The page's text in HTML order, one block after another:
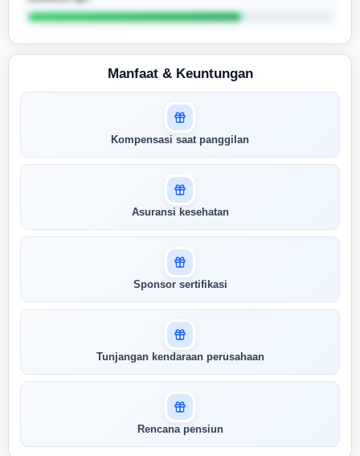
Masuk untuk melihat skor
pertandingan AI Anda
menunjukkan seberapa cocok keahlian
Anda dengan peran ini
Manfaat & Keuntungan
Kompensasi saat panggilan
Asuransi kesehatan
Sponsor sertifikasi
Tunjangan kendaraan perusahaan
Rencana pensiun